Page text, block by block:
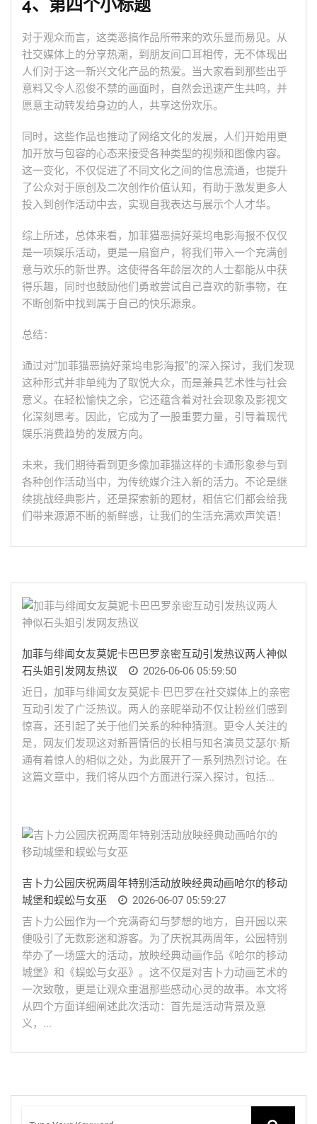
4、第四个小标题
对于观众而言，这类恶搞作品所带来的欢乐显而易见。从
社交媒体上的分享热潮，到朋友间口耳相传，无不体现出
人们对于这一新兴文化产品的热爱。当大家看到那些出乎
意料又令人忍俊不禁的画面时，自然会迅速产生共鸣，并
愿意主动转发给身边的人，共享这份欢乐。
同时，这些作品也推动了网络文化的发展，人们开始用更
加开放与包容的心态来接受各种类型的视频和图像内容。
这一变化，不仅促进了不同文化之间的信息流通，也提升
了公众对于原创及二次创作价值认知，有助于激发更多人
投入到创作活动中去，实现自我表达与展示个人才华。
综上所述，总体来看，加菲猫恶搞好莱坞电影海报不仅仅
是一项娱乐活动，更是一扇窗户，将我们带入一个充满创
意与欢乐的新世界。这使得各年龄层次的人士都能从中获
得乐趣，同时也鼓励他们勇敢尝试自己喜欢的新事物，在
不断创新中找到属于自己的快乐源泉。
总结：
通过对“加菲猫恶搞好莱坞电影海报”的深入探讨，我们发现
这种形式并非单纯为了取悦大众，而是兼具艺术性与社会
意义。在轻松愉快之余，它还蕴含着对社会现象及影视文
化深刻思考。因此，它成为了一股重要力量，引导着现代
娱乐消费趋势的发展方向。
未来，我们期待看到更多像加菲猫这样的卡通形象参与到
各种创作活动当中，为传统媒介注入新的活力。不论是继
续挑战经典影片，还是探索新的题材，相信它们都会给我
们带来源源不断的新鲜感，让我们的生活充满欢声笑语！
加菲与绯闻女友莫妮卡巴巴罗亲密互动引发热议两人神似
石头姐引发网友热议
2026-06-06 05:59:50
近日，加菲与绯闻女友莫妮卡·巴巴罗在社交媒体上的亲密
互动引发了广泛热议。两人的亲昵举动不仅让粉丝们感到
惊喜，还引起了关于他们关系的种种猜测。更令人关注的
是，网友们发现这对新晋情侣的长相与知名演员艾瑟尔·斯
通有着惊人的相似之处，为此展开了一系列热烈讨论。在
这篇文章中，我们将从四个方面进行深入探讨，包括...
吉卜力公园庆祝两周年特别活动放映经典动画哈尔的移动
城堡和蜈蚣与女巫
2026-06-07 05:59:27
吉卜力公园作为一个充满奇幻与梦想的地方，自开园以来
便吸引了无数影迷和游客。为了庆祝其两周年，公园特别
举办了一场盛大的活动，放映经典动画作品《哈尔的移动
城堡》和《蜈蚣与女巫》。这不仅是对吉卜力动画艺术的
一次致敬，更是让观众重温那些感动心灵的故事。本文将
从四个方面详细阐述此次活动：首先是活动背景及意
义，...